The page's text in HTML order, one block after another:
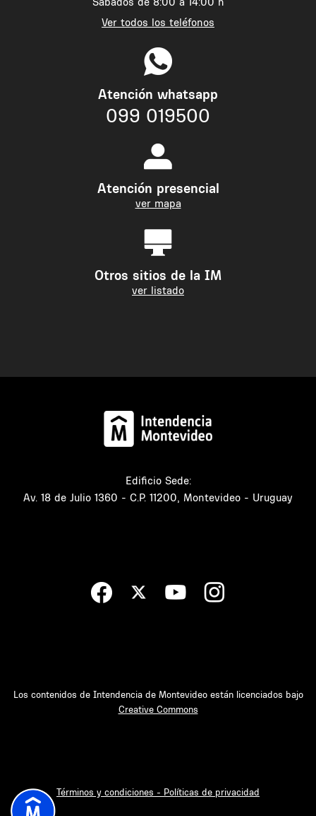
Ver todos los teléfonos
Atención whatsapp
099 019500
Atención presencial
ver mapa
Otros sitios de la IM
ver listado
Edificio Sede:
Av. 18 de Julio 1360 - C.P. 11200, Montevideo - Uruguay
Los contenidos de Intendencia de Montevideo están licenciados bajo
Creative Commons
Términos y condiciones - Políticas de privacidad